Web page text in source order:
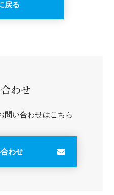
戻る
わせ
問い合わせはこちら
わせ